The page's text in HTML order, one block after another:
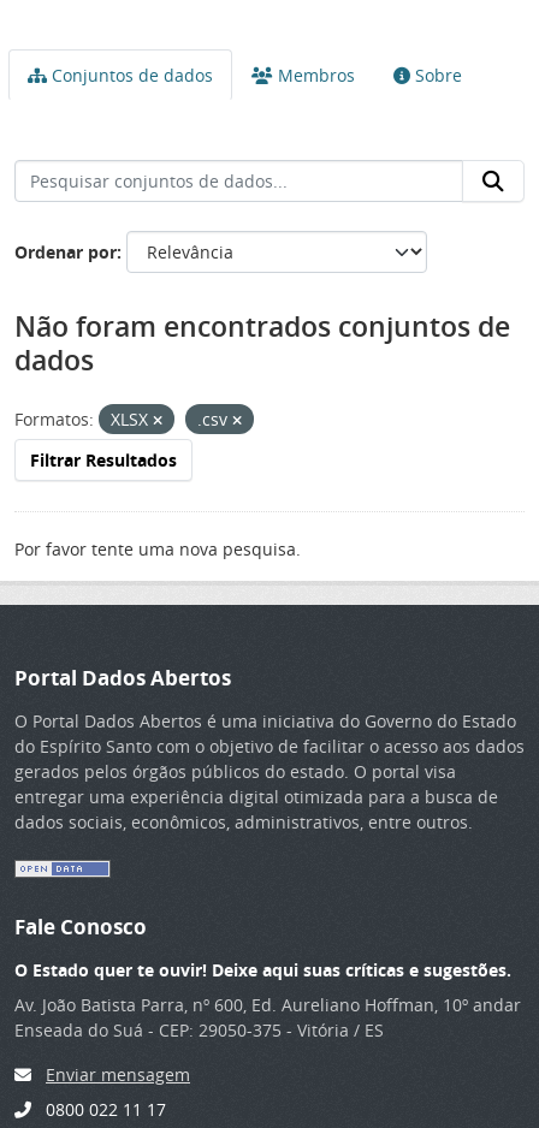
Conjuntos de dados Membros Sobre
Ordenar por
Não foram encontrados conjuntos de
dados
Formatos: XLSX
.csv
Filtrar Resultados
Por favor tente uma nova pesquisa.
Portal Dados Abertos
O Portal Dados Abertos é uma iniciativa do Governo do Estado
do Espírito Santo com o objetivo de facilitar o acesso aos dados
gerados pelos órgãos públicos do estado. O portal visa
entregar uma experiência digital otimizada para a busca de
dados sociais, econômicos, administrativos, entre outros.
Fale Conosco
O Estado quer te ouvir! Deixe aqui suas críticas e sugestões.
Av. João Batista Parra, nº 600, Ed. Aureliano Hoffman, 10º andar
Enseada do Suá - CEP: 29050-375 - Vitória / ES
Enviar mensagem
0800 022 11 17